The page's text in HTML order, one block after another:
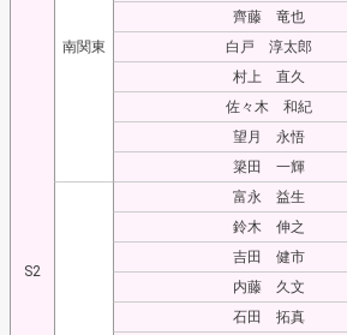
S2
南関東
齊藤 竜也
白戸 淳太郎
村上 直久
佐々木 和紀
望月 永悟
簗田 一輝
富永 益生
鈴木 伸之
吉田 健市
内藤 久文
石田 拓真